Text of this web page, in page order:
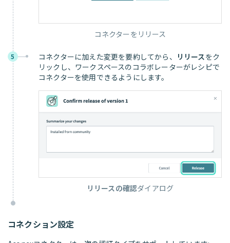
コネクターをリリース
5 コネクターに加えた変更を要約してから、 リリース をク
リックし、ワークスペースのコラボレーターがレシピで
コネクターを使用できるようにします。
リリースの確認ダイアログ
コネクション設定